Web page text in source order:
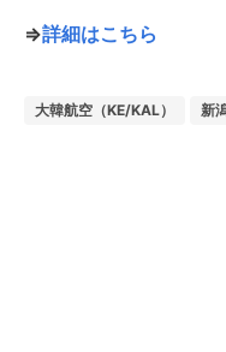
⇒詳細はこちら
大韓航空（KE/KAL） 新